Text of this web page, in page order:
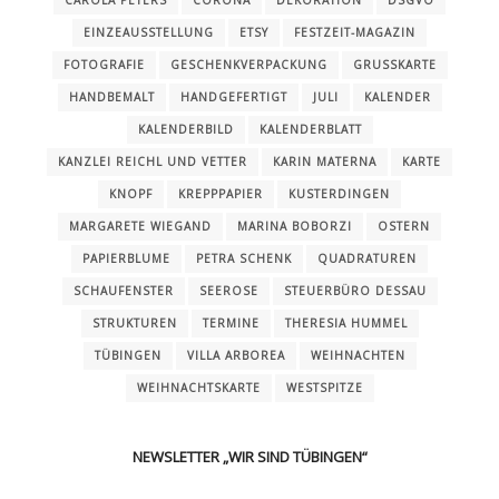
EINZEAUSSTELLUNG ETSY FESTZEIT-MAGAZIN
FOTOGRAFIE GESCHENKVERPACKUNG GRUSSKARTE
HANDBEMALT HANDGEFERTIGT JULI KALENDER
KALENDERBILD KALENDERBLATT
KANZLEI REICHL UND VETTER KARIN MATERNA KARTE
KNOPF KREPPPAPIER KUSTERDINGEN
MARGARETE WIEGAND MARINA BOBORZI OSTERN
PAPIERBLUME PETRA SCHENK QUADRATUREN
SCHAUFENSTER SEEROSE STEUERBÜRO DESSAU
STRUKTUREN TERMINE THERESIA HUMMEL
TÜBINGEN VILLA ARBOREA WEIHNACHTEN
WEIHNACHTSKARTE WESTSPITZE
NEWSLETTER „WIR SIND TÜBINGEN“